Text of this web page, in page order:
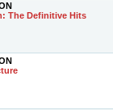
The Definitive Hits